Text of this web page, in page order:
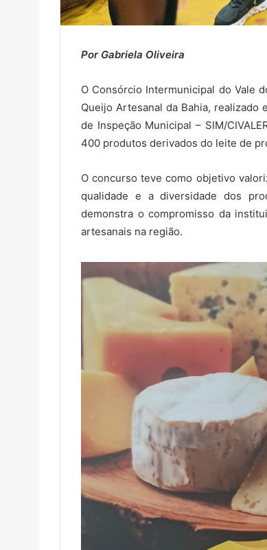
Por Gabriela Oliveira
O Consórcio Intermunicipal do Vale
Queijo Artesanal da Bahia, realizado
de Inspeção Municipal – SIM/
400 produtos derivados do leite de
O concurso teve como objetivo
qualidade e a diversidade dos
demonstra o compromisso da
artesanais na região.